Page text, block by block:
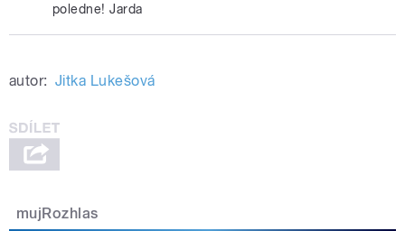
poledne! Jarda
autor: Jitka Lukešová
mujRozhlas